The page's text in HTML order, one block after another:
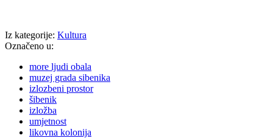
Iz kategorije: Kultura
Označeno u:
more ljudi obala
muzej grada sibenika
izlozbeni prostor
šibenik
izložba
umjetnost
likovna kolonija